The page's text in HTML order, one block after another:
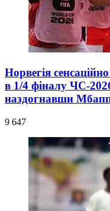
Норвегія
в 1/4 фіналу ЧС-
наздогнавши
9 647